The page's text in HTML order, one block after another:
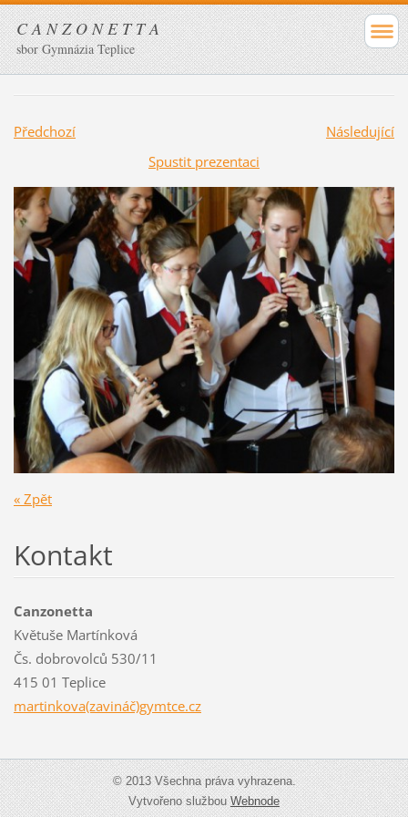
C A N Z O N E T T A
sbor Gymnázia Teplice
Předchozí
Následující
Spustit prezentaci
« Zpět
Kontakt
Canzonetta
Květuše Martínková
Čs. dobrovolců 530/11
415 01 Teplice
martinkova(zavináč)gymtce.cz
© 2013 Všechna práva vyhrazena.
Vytvořeno službouWebnode